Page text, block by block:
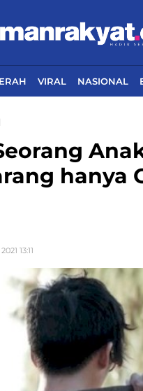
VIRAL NASIONAL
hanya
13:11